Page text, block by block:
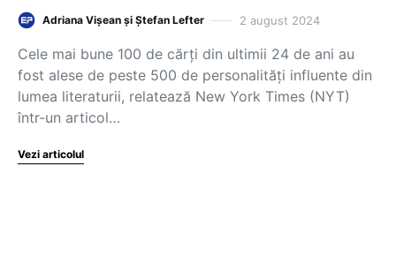
Adriana Vișean și Ștefan Lefter 2 august 2024
Cele mai bune 100 de cărți din ultimii 24 de ani au
fost alese de peste 500 de personalități influente din
lumea literaturii, relatează New York Times (NYT)
într-un articol…
Vezi articolul